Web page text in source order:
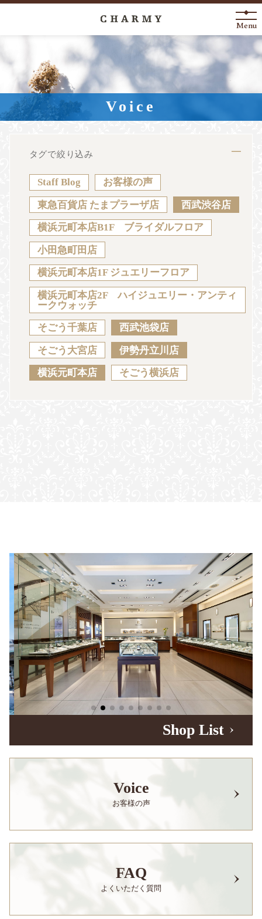
New Arrival
About
Engagement Ring
Anniversary
News Blog
Sustainability Voice Catalog
JA EN CH KO
Menu
Voice
タグで絞り込み
Staff Blog お客様の声
東急百貨店 たまプラーザ店 西武渋谷店
横浜元町本店B1F ブライダルフロア
小田急町田店
横浜元町本店1F ジュエリーフロア
横浜元町本店2F ハイジュエリー・アンティ
ークウォッチ
そごう千葉店 西武池袋店
そごう大宮店 伊勢丹立川店
横浜元町本店 そごう横浜店
Shop List
Voice
お客様の声
FAQ
よくいただく質問